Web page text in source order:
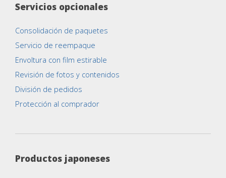
Servicios opcionales
Consolidación de paquetes
Servicio de reempaque
Envoltura con film estirable
Revisión de fotos y contenidos
División de pedidos
Protección al comprador
Productos japoneses